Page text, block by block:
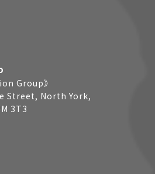
Group》
Street, North York,
3T3